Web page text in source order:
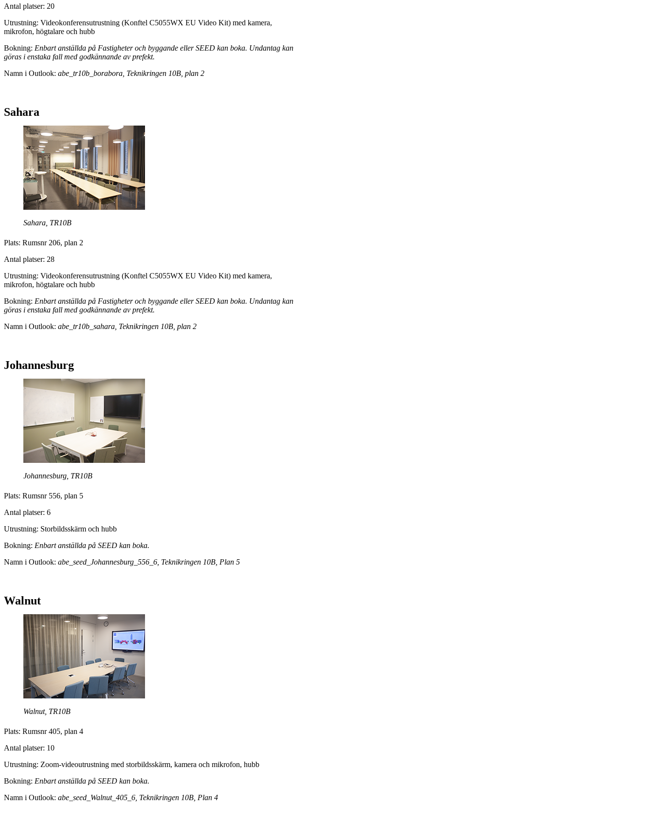
Antal platser: 20
Utrustning: Videokonferensutrustning (Konftel C5055WX EU Video Kit) med kamera,
mikrofon, högtalare och hubb
Bokning: Enbart anställda på Fastigheter och byggande eller SEED kan boka. Undantag kan
göras i enstaka fall med godkännande av prefekt.
Namn i Outlook: abe_tr10b_borabora, Teknikringen 10B, plan 2
Sahara
Sahara, TR10B
Plats: Rumsnr 206, plan 2
Antal platser: 28
Utrustning: Videokonferensutrustning (Konftel C5055WX EU Video Kit) med kamera,
mikrofon, högtalare och hubb
Bokning: Enbart anställda på Fastigheter och byggande eller SEED kan boka. Undantag kan
göras i enstaka fall med godkännande av prefekt.
Namn i Outlook: abe_tr10b_sahara, Teknikringen 10B, plan 2
Johannesburg
Johannesburg, TR10B
Plats: Rumsnr 556, plan 5
Antal platser: 6
Utrustning: Storbildsskärm och hubb
Bokning: Enbart anställda på SEED kan boka.
Namn i Outlook: abe_seed_Johannesburg_556_6, Teknikringen 10B, Plan 5
Walnut
Walnut, TR10B
Plats: Rumsnr 405, plan 4
Antal platser: 10
Utrustning: Zoom-videoutrustning med storbildsskärm, kamera och mikrofon, hubb
Bokning: Enbart anställda på SEED kan boka.
Namn i Outlook: abe_seed_Walnut_405_6, Teknikringen 10B, Plan 4